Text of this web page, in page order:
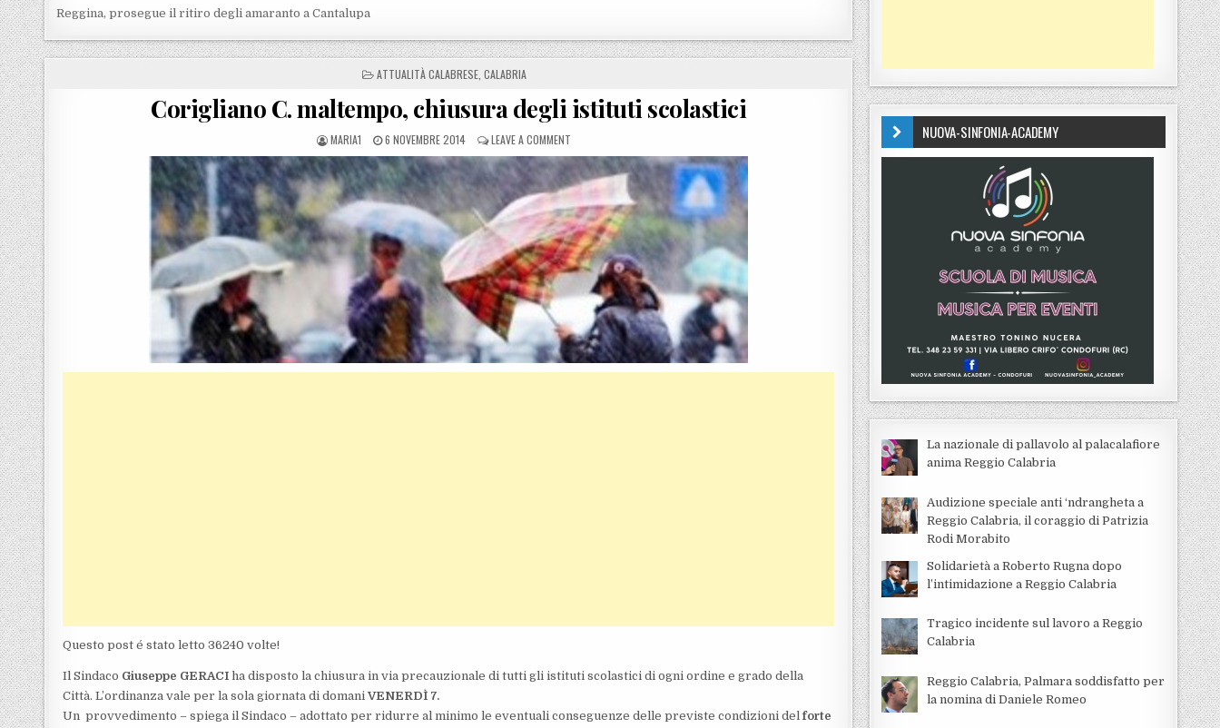
Reggina, prosegue il ritiro degli amaranto a Cantalupa
POSTED IN
ATTUALITÀ CALABRESE, CALABRIA
Corigliano C. maltempo, chiusura degli istituti scolastici
POSTED BY
MARIA1 POSTED ON
6 NOVEMBRE 2014 LEAVE A COMMENT ON CORIGLIANO C. MALTEMPO, CHIUSURA DEGLI ISTITUTI SCOLASTICI
Questo post é stato letto 36240 volte!
Il Sindaco Giuseppe GERACI ha disposto la chiusura in via precauzionale di tutti gli istituti scolastici di ogni ordine e grado della
Città. L’ordinanza vale per la sola giornata di domani VENERDÌ 7.
Un provvedimento – spiega il Sindaco – adottato per ridurre al minimo le eventuali conseguenze delle previste condizioni delforte
NUOVA-SINFONIA-ACADEMY
La nazionale di pallavolo al palacalafiore
anima Reggio Calabria
Audizione speciale anti ‘ndrangheta a
Reggio Calabria, il coraggio di Patrizia
Rodi Morabito
Solidarietà a Roberto Rugna dopo
l’intimidazione a Reggio Calabria
Tragico incidente sul lavoro a Reggio
Calabria
Reggio Calabria, Palmara soddisfatto per
la nomina di Daniele Romeo